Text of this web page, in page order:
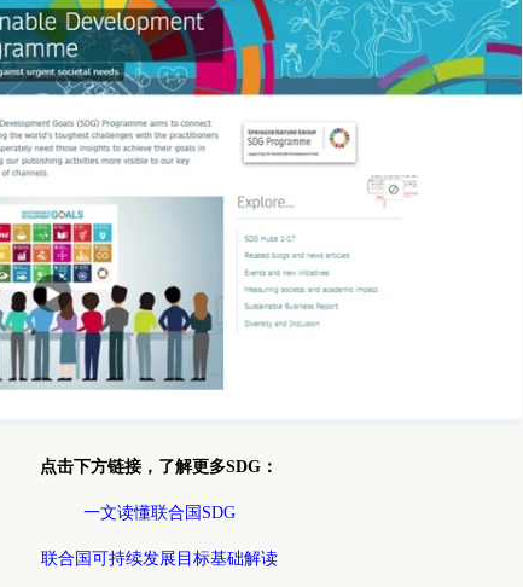
点击下方链接，了解更多SDG：
一文读懂联合国SDG
联合国可持续发展目标基础解读